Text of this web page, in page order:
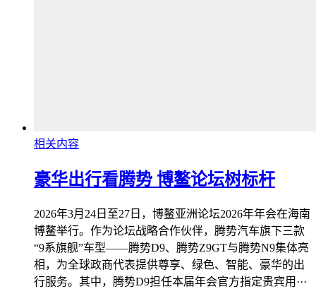
相关内容
豪华出行看腾势 博鳌论坛树标杆
2026年3月24日至27日，博鳌亚洲论坛2026年年会在海南
博鳌举行。作为论坛战略合作伙伴，腾势汽车旗下三款
“9系旗舰”车型——腾势D9、腾势Z9GT与腾势N9集体亮
相，为全球政商代表提供尊享、绿色、智能、豪华的出
行服务。其中，腾势D9担任本届年会官方指定贵宾用···